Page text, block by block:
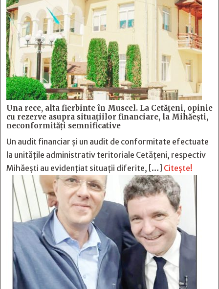
Una rece, alta fierbinte în Muscel. La Cetăţeni, opinie
cu rezerve asupra situaţiilor financiare, la Mihăeşti,
neconformităţi semnificative
Un audit financiar și un audit de conformitate efectuate
la unitățile administrativ teritoriale Cetățeni, respectiv
Mihăești au evidențiat situații diferite, […] Citește!